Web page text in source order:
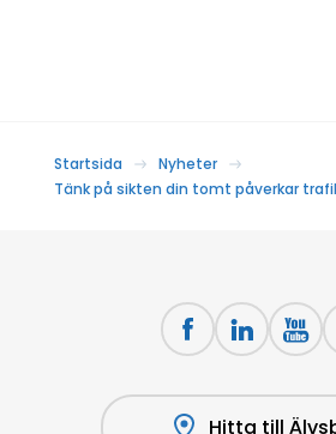
Startsida
Nyheter
Tänk på sikten din tomt påverkar
Hitta till